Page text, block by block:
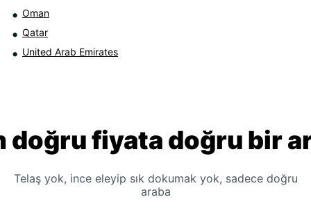
Oman
Qatar
United Arab Emirates
doğru fiyata doğru bir
Telaş yok, ince eleyip sık dokumak yok, sadece doğru
araba